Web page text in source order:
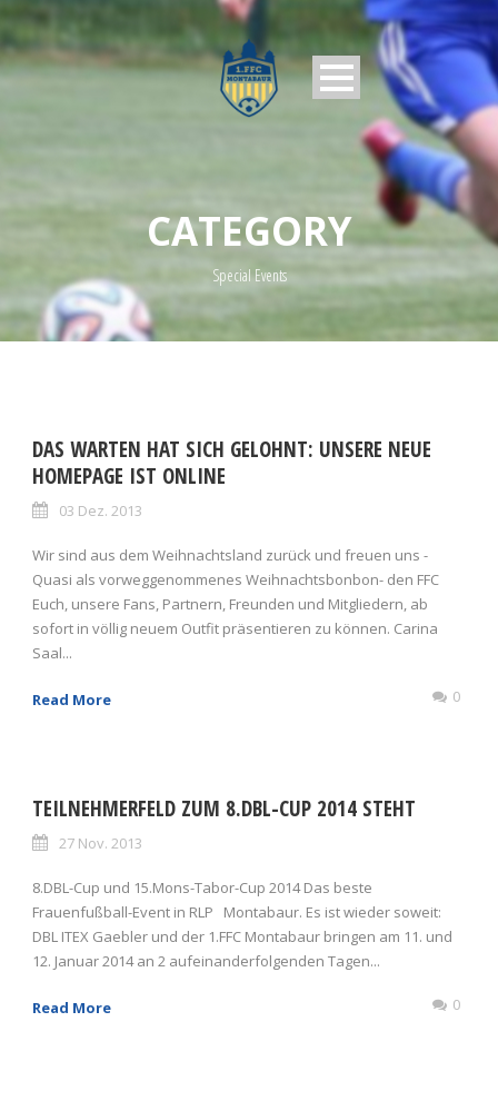
CATEGORY
Special Events
DAS WARTEN HAT SICH GELOHNT: UNSERE NEUE
HOMEPAGE IST ONLINE
03 Dez. 2013
Wir sind aus dem Weihnachtsland zurück und freuen uns -
Quasi als vorweggenommenes Weihnachtsbonbon- den FFC
Euch, unsere Fans, Partnern, Freunden und Mitgliedern, ab
sofort in völlig neuem Outfit präsentieren zu können. Carina
Saal...
Read More 0
TEILNEHMERFELD ZUM 8.DBL-CUP 2014 STEHT
27 Nov. 2013
8.DBL-Cup und 15.Mons-Tabor-Cup 2014 Das beste
Frauenfußball-Event in RLP Montabaur. Es ist wieder soweit:
DBL ITEX Gaebler und der 1.FFC Montabaur bringen am 11. und
12. Januar 2014 an 2 aufeinanderfolgenden Tagen...
Read More 0